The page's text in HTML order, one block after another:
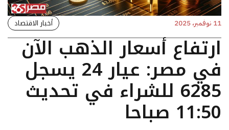
11 نوفمبر، 2025 أخبار الاقتصاد
ارتفاع أسعار الذهب الآن
في مصر: عيار 24 يسجل
6285 للشراء في تحديث
11:50 صباحا